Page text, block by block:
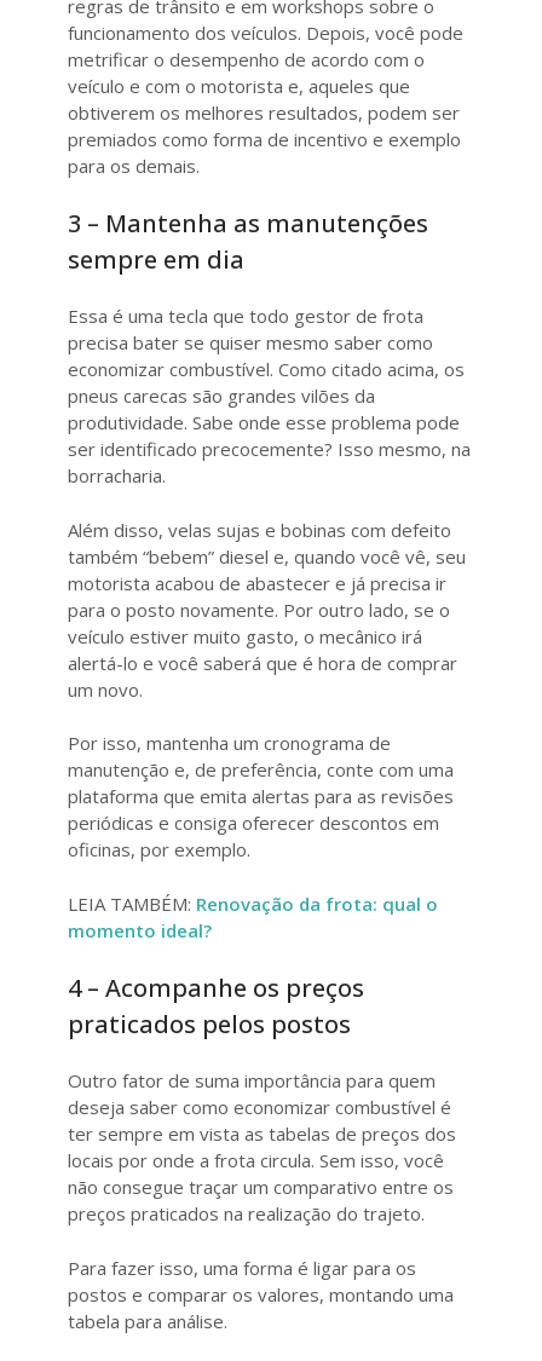
regras de trânsito e em workshops sobre o
funcionamento dos veículos. Depois, você pode
metrificar o desempenho de acordo com o
veículo e com o motorista e, aqueles que
obtiverem os melhores resultados, podem ser
premiados como forma de incentivo e exemplo
para os demais.
3 – Mantenha as manutenções
sempre em dia
Essa é uma tecla que todo gestor de frota
precisa bater se quiser mesmo saber como
economizar combustível. Como citado acima, os
pneus carecas são grandes vilões da
produtividade. Sabe onde esse problema pode
ser identificado precocemente? Isso mesmo, na
borracharia.
Além disso, velas sujas e bobinas com defeito
também “bebem” diesel e, quando você vê, seu
motorista acabou de abastecer e já precisa ir
para o posto novamente. Por outro lado, se o
veículo estiver muito gasto, o mecânico irá
alertá-lo e você saberá que é hora de comprar
um novo.
Por isso, mantenha um cronograma de
manutenção e, de preferência, conte com uma
plataforma que emita alertas para as revisões
periódicas e consiga oferecer descontos em
oficinas, por exemplo.
LEIA TAMBÉM: Renovação da frota: qual o
momento ideal?
4 – Acompanhe os preços
praticados pelos postos
Outro fator de suma importância para quem
deseja saber como economizar combustível é
ter sempre em vista as tabelas de preços dos
locais por onde a frota circula. Sem isso, você
não consegue traçar um comparativo entre os
preços praticados na realização do trajeto.
Para fazer isso, uma forma é ligar para os
postos e comparar os valores, montando uma
tabela para análise.